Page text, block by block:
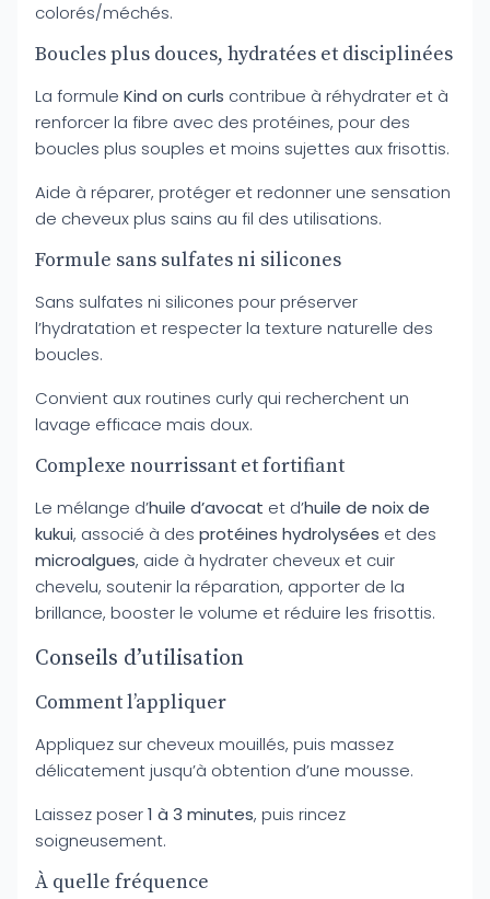
colorés/méchés.
Boucles plus douces, hydratées et disciplinées
La formule Kind on curls contribue à réhydrater et à
renforcer la fibre avec des protéines, pour des
boucles plus souples et moins sujettes aux frisottis.
Aide à réparer, protéger et redonner une sensation
de cheveux plus sains au fil des utilisations.
Formule sans sulfates ni silicones
Sans sulfates ni silicones pour préserver
l’hydratation et respecter la texture naturelle des
boucles.
Convient aux routines curly qui recherchent un
lavage efficace mais doux.
Complexe nourrissant et fortifiant
Le mélange d’huile d’avocat et d’huile de noix de
kukui, associé à des protéines hydrolysées et des
microalgues, aide à hydrater cheveux et cuir
chevelu, soutenir la réparation, apporter de la
brillance, booster le volume et réduire les frisottis.
Conseils d’utilisation
Comment l’appliquer
Appliquez sur cheveux mouillés, puis massez
délicatement jusqu’à obtention d’une mousse.
Laissez poser1 à 3 minutes, puis rincez
soigneusement.
À quelle fréquence